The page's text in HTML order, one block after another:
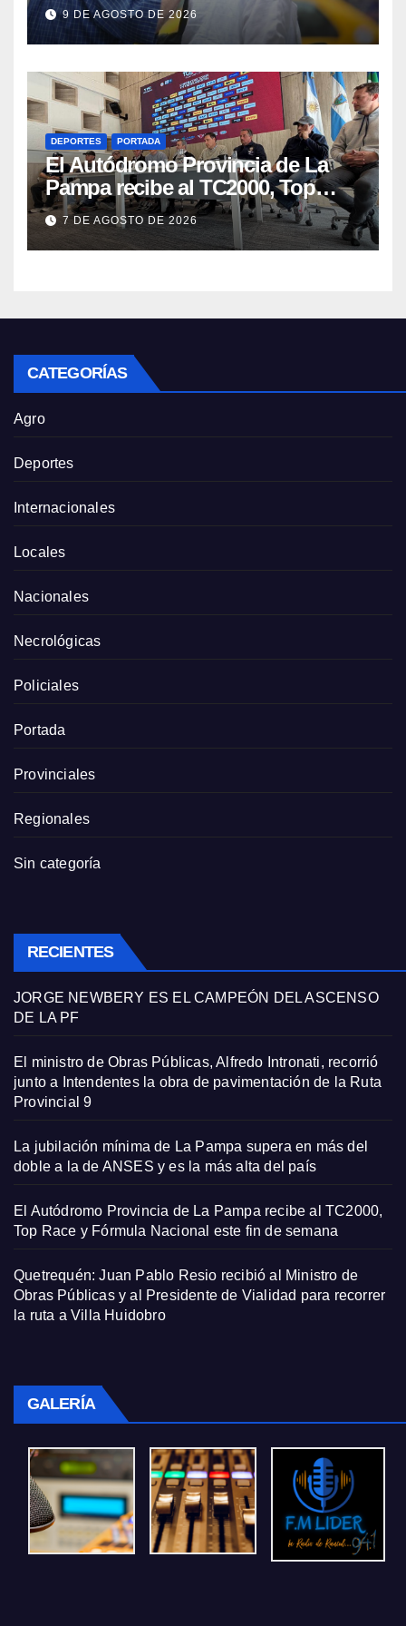
país
9 DE AGOSTO DE 2026
DEPORTES PORTADA
El Autódromo Provincia de La
Pampa recibe al TC2000, Top
Race y Fórmula Nacional este fin
de semana
7 DE AGOSTO DE 2026
CATEGORÍAS
Agro
Deportes
Internacionales
Locales
Nacionales
Necrológicas
Policiales
Portada
Provinciales
Regionales
Sin categoría
RECIENTES
JORGE NEWBERY ES EL CAMPEÓN DEL ASCENSO
DE LA PF
El ministro de Obras Públicas, Alfredo Intronati, recorrió
junto a Intendentes la obra de pavimentación de la Ruta
Provincial 9
La jubilación mínima de La Pampa supera en más del
doble a la de ANSES y es la más alta del país
El Autódromo Provincia de La Pampa recibe al TC2000,
Top Race y Fórmula Nacional este fin de semana
Quetrequén: Juan Pablo Resio recibió al Ministro de
Obras Públicas y al Presidente de Vialidad para recorrer
la ruta a Villa Huidobro
GALERÍA